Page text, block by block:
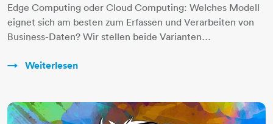
Edge Computing oder Cloud Computing: Welches Modell
eignet sich am besten zum Erfassen und Verarbeiten von
Business-Daten? Wir stellen beide Varianten…
Weiterlesen